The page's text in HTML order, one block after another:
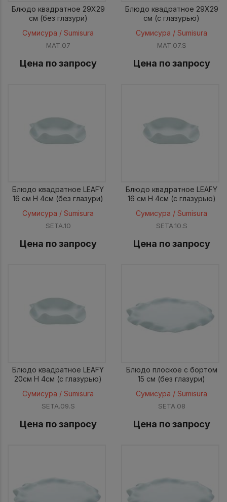
Блюдо квадратное 29X29
см (без глазури)
Сумисура / Sumisura
MAT.07
Цена по запросу
Блюдо квадратное 29X29
см (с глазурью)
Сумисура / Sumisura
MAT.07.S
Цена по запросу
Блюдо квадратное LEAFY
16 см H 4см (без глазури)
Сумисура / Sumisura
SETA.10
Цена по запросу
Блюдо квадратное LEAFY
16 см H 4см (с глазурью)
Сумисура / Sumisura
SETA.10.S
Цена по запросу
Блюдо квадратное LEAFY
20см H 4см (с глазурью)
Сумисура / Sumisura
SETA.09.S
Цена по запросу
Блюдо плоское с бортом
15 см (без глазури)
Сумисура / Sumisura
SETA.08
Цена по запросу